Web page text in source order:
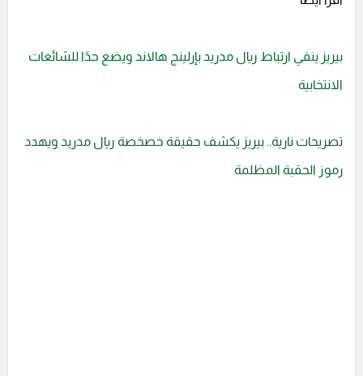
بيريز ينفي ارتباط ريال مدريد بإرلينج هالاند ويضع حدًا للشائعات
الانتخابية
تصريحات نارية.. بيريز يكشف حقيقة خصخصة ريال مدريد ويهدد
رموز الحقبة المظلمة